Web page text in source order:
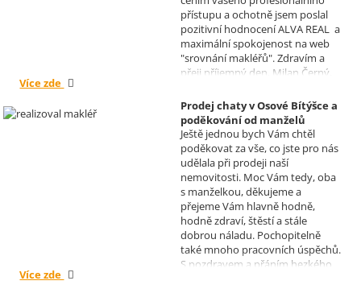
přístupu a ochotně jsem poslal
pozitivní hodnocení ALVA REAL a
maximální spokojenost na web
"srovnání makléřů". Zdravím a
přeji příjemný den, Milan Černý,
Více zde
Prodej chaty v Osové Bítýšce a
poděkování od manželů
Kovandových
Realizoval makléř: Sylva
Čadová
Ještě jednou bych Vám chtěl
poděkovat za vše, co jste pro nás
udělala při prodeji naší
nemovitosti. Moc Vám tedy, oba
s manželkou, děkujeme a
přejeme Vám hlavně hodně,
hodně zdraví, štěstí a stále
dobrou náladu. Pochopitelně
také mnoho pracovních úspěchů.
S pozdravem a přáním hezkého
Více zde